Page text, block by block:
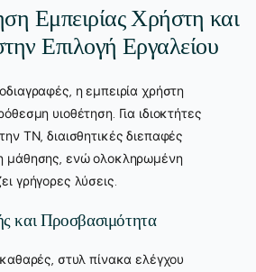
Εμπειρίας Χρήστη και
Επιλογή Εργαλείου
η εμπειρία χρήστη
υιοθέτηση. Για ιδιοκτήτες
ΤΝ, διαισθητικές διεπαφές
μάθησης, ενώ ολοκληρωμένη
γρήγορες λύσεις.
και Προσβασιμότητα
στυλ πίνακα ελέγχου